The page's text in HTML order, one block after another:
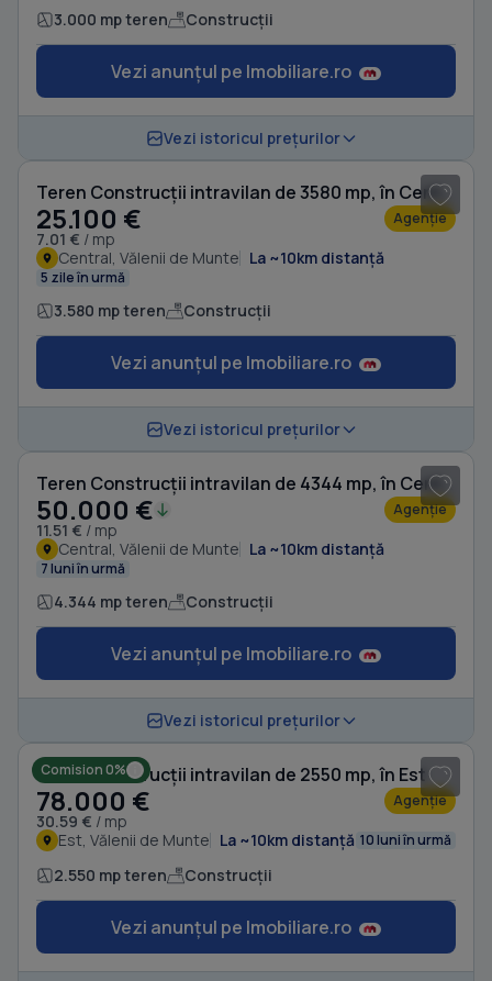
3.000 mp teren Construcții
Vezi anunțul pe Imobiliare.ro
Vezi istoricul prețurilor
Teren Construcții intravilan de 3580 mp, în Central
25.100 €
7.01 € / mp
Agenție
Central, Vălenii de Munte La ~10km distanță
5 zile în urmă
3.580 mp teren Construcții
Vezi anunțul pe Imobiliare.ro
Vezi istoricul prețurilor
Teren Construcții intravilan de 4344 mp, în Central
50.000 €
11.51 € / mp
Agenție
Central, Vălenii de Munte La ~10km distanță
7 luni în urmă
4.344 mp teren Construcții
Vezi anunțul pe Imobiliare.ro
Vezi istoricul prețurilor
Comision 0%
Teren Construcții intravilan de 2550 mp, în Est
78.000 €
30.59 € / mp
Agenție
Est, Vălenii de Munte La ~10km distanță 10 luni în urmă
2.550 mp teren Construcții
Vezi anunțul pe Imobiliare.ro